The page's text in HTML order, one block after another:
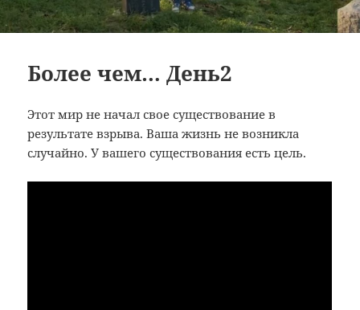
Более чем… День2
Этот мир не начал свое существование в
результате взрыва. Ваша жизнь не возникла
случайно. У вашего существования есть цель.